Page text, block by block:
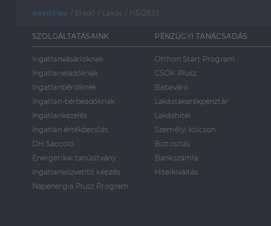
Kezdőlap / Eladó / Lakás / H512833
SZOLGÁLTATÁSAINK
Ingatlanvásárlóknak
Ingatlaneladóknak
Ingatlanbérlőknek
Ingatlan-bérbeadóknak
Ingatlankezelés
Ingatlan értékbecslés
DH Saccoló
Energetikai tanúsítvány
Ingatlanközvetítő képzés
Napenergia Plusz Program
PÉNZÜGYI TANÁCSADÁS
Otthon Start Program
CSOK Plusz
Babaváró
Lakástakarékpénztár
Lakáshitel
Személyi kölcsön
Biztosítás
Bankszámla
Hitelkiváltás